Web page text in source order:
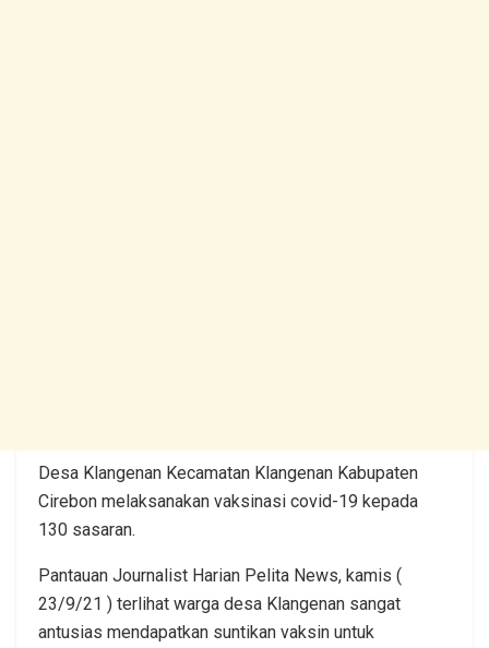
Desa Klangenan Kecamatan Klangenan Kabupaten
Cirebon melaksanakan vaksinasi covid-19 kepada
130 sasaran.
Pantauan Journalist Harian Pelita News, kamis (
23/9/21 ) terlihat warga desa Klangenan sangat
antusias mendapatkan suntikan vaksin untuk